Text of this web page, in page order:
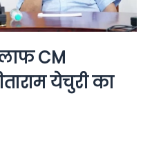
CM
येचुरी का